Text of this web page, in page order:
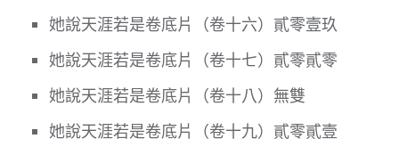
她說天涯若是卷底片（卷十六）貳零壹玖
她說天涯若是卷底片（卷十七）貳零貳零
她說天涯若是卷底片（卷十八）無雙
她說天涯若是卷底片（卷十九）貳零貳壹